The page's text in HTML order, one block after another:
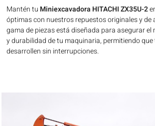
Mantén tu Miniexcavadora HITACHI ZX35U-2
óptimas con nuestros repuestos originales y de
gama de piezas está diseñada para asegurar
y durabilidad de tu maquinaria, permitiendo
desarrollen sin interrupciones.